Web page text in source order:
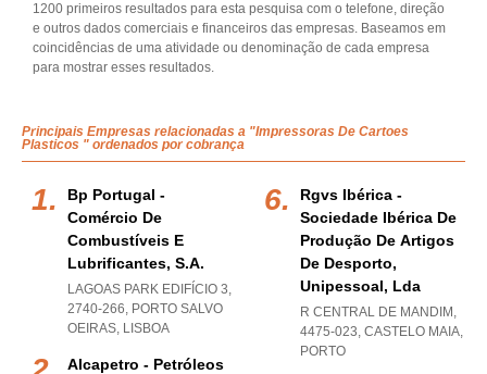
1200 primeiros resultados para esta pesquisa com o telefone, direção
e outros dados comerciais e financeiros das empresas. Baseamos em
coincidências de uma atividade ou denominação de cada empresa
para mostrar esses resultados.
Principais Empresas relacionadas a "Impressoras De Cartoes
Plasticos " ordenados por cobrança
Bp Portugal -
Comércio De
Combustíveis E
Lubrificantes, S.a.
LAGOAS PARK EDIFÍCIO 3,
2740-266, PORTO SALVO
OEIRAS, LISBOA
Alcapetro - Petróleos
Rgvs Ibérica -
Sociedade Ibérica De
Produção De Artigos
De Desporto,
Unipessoal, Lda
R CENTRAL DE MANDIM,
4475-023, CASTELO MAIA,
PORTO